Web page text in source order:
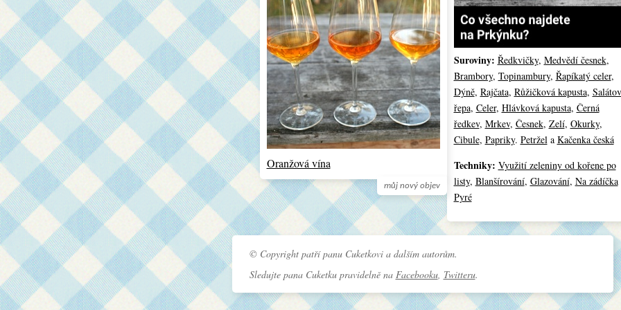
Suroviny: Ředkvičky, Medvědí česnek,
Brambory, Topinambury, Řapíkatý celer,
Dýně, Rajčata, Růžičková kapusta,
řepa, Celer, Hlávková kapusta, Černá
ředkev, Mrkev, Česnek, Zelí, Okurky,
Cibule, Papriky. Petržela Kačenka česká
Techniky: Využití zeleniny od kořene po
listy, Blanšírování, Glazování, Na zádíčka
Pyré
můj nový objev
Oranžová vína
© Copyright patří panu Cuketkovi a dalším autorům.
Sledujte pana Cuketku pravidelně na Facebooku, Twitteru.